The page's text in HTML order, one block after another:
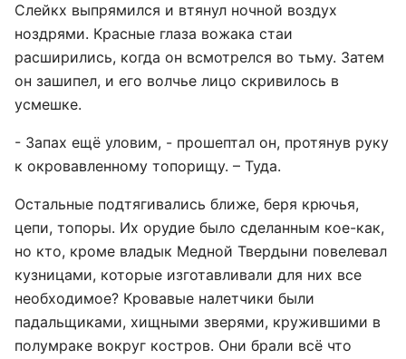
Слейкх выпрямился и втянул ночной воздух
ноздрями. Красные глаза вожака стаи
расширились, когда он всмотрелся во тьму. Затем
он зашипел, и его волчье лицо скривилось в
усмешке.
- Запах ещё уловим, - прошептал он, протянув руку
к окровавленному топорищу. – Туда.
Остальные подтягивались ближе, беря крючья,
цепи, топоры. Их орудие было сделанным кое-как,
но кто, кроме владык Медной Твердыни повелевал
кузницами, которые изготавливали для них все
необходимое? Кровавые налетчики были
падальщиками, хищными зверями, кружившими в
полумраке вокруг костров. Они брали всё что